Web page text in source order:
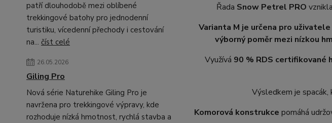
patří dlouhodobě mezi oblíbené
trekkingové batohy pro jednodenní
turistiku, vícedenní přechody i cestování
na... číst celé
26.05.2026
Giling Pro
Nová série Naturehike Giling Pro je
navržena pro trekkingové výpravy, kde
rozhoduje nízká hmotnost, rychlá stavba a
Řada Snow Petrel PRO
Varianta M je určena pro
výborný poměr mezi nízkou
Využívá 90 % RDS certifikované
Výsledkem je
Komorová konstrukce pomáhá